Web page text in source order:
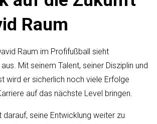
Raum
Raum im Profifußball sieht
Mit seinem Talent, seiner Disziplin und
wird er sicherlich noch viele Erfolge
auf das nächste Level bringen.
darauf, seine Entwicklung weiter zu